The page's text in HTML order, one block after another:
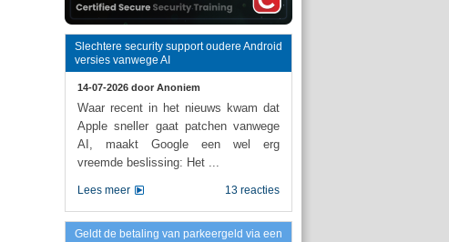
Slechtere security support oudere Android
versies vanwege AI
14-07-2026 door Anoniem
Waar recent in het nieuws kwam dat
Apple sneller gaat patchen vanwege
AI, maakt Google een wel erg
vreemde beslissing: Het ...
13 reacties
Lees meer
Geldt de betaling van parkeergeld via een